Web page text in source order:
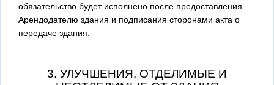
обязательство будет исполнено после предоставления
Арендодателю здания и подписания сторонами акта о
передаче здания.
3. УЛУЧШЕНИЯ, ОТДЕЛИМЫЕ И